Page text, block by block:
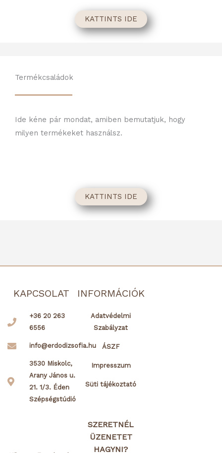
KATTINTS IDE
Termékcsaládok
Ide kéne pár mondat, amiben bemutatjuk, hogy
milyen termékeket használsz.
KATTINTS IDE
KAPCSOLAT
+36 20 263
6556
info@erdodizsofia.hu
3530 Miskolc,
Arany János u.
21. 1/3. Éden
Szépségstúdió
INFORMÁCIÓK
Adatvédelmi
Szabályzat
ÁSZF
Impresszum
Süti tájékoztató
SZERETNÉL
ÜZENETET
HAGYNI?